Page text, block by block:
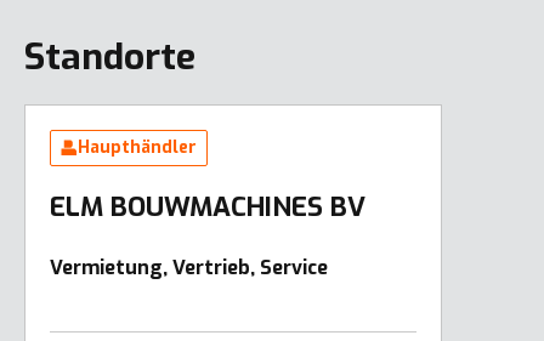
Standorte
Haupthändler
ELM BOUWMACHINES BV
Vermietung, Vertrieb, Service